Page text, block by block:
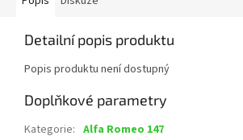
Detailní popis produktu
Popis produktu není dostupný
Doplňkové parametry
Kategorie: Alfa Romeo 147